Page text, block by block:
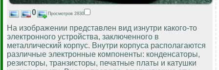
0 Просмотров 2830
На изображении представлен вид изнутри какого-то
электронного устройства, заключенного в
металлический корпус. Внутри корпуса располагаются
различные электронные компоненты: конденсаторы,
резисторы, транзисторы, печатные платы и катушки